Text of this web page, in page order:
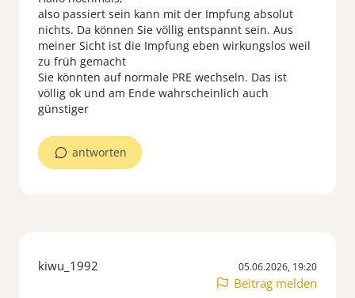
also passiert sein kann mit der Impfung absolut
nichts. Da können Sie völlig entspannt sein. Aus
meiner Sicht ist die Impfung eben wirkungslos weil
zu früh gemacht
Sie könnten auf normale PRE wechseln. Das ist
völlig ok und am Ende wahrscheinlich auch
günstiger
antworten
kiwu_1992 05.06.2026, 19:20
Beitrag melden